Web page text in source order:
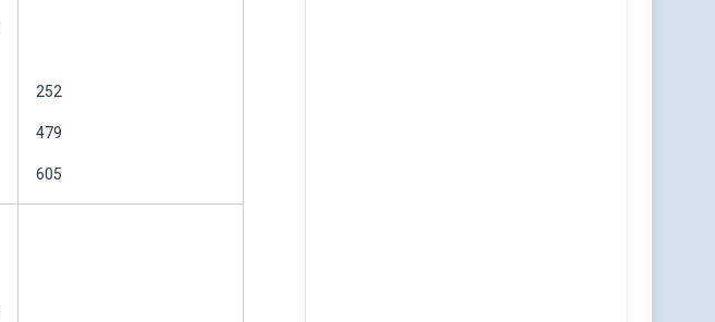
252
479
605